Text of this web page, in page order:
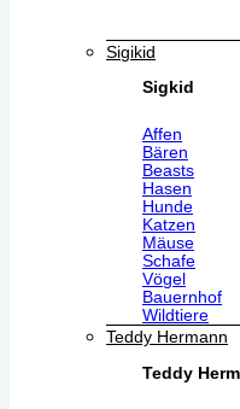
Sigikid
Sigkid
Affen
Bären
Beasts
Hasen
Hunde
Katzen
Mäuse
Schafe
Vögel
Bauernhof
Wildtiere
Teddy Hermann
Teddy